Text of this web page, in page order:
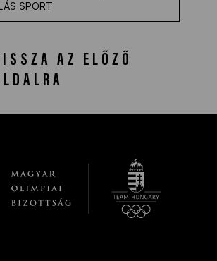
SPORT
AZ ELŐZŐ